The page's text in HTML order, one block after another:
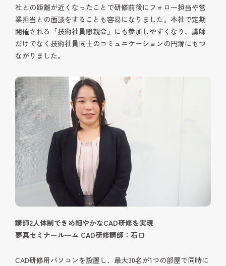
社との距離が近くなったことで研修前後にフォロー担当や営
業担当との面談をすることも容易になりました。本社で定期
開催される「技術社員懇親会」にも参加しやすくなり、講師
だけでなく技術社員同士のコミュニケーションの円滑にもつ
ながりました。
講師2人体制できめ細やかなCAD研修を実現
夢真セミナールーム CAD研修講師：石口
CAD研修用パソコンを設置し、最大30名が1つの部屋で同時に